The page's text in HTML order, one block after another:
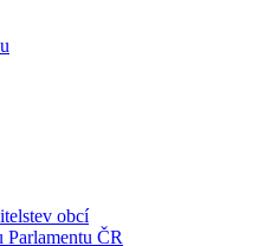
obcí
Parlamentu ČR